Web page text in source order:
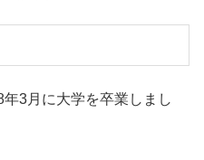
3月に大学を卒業しまし